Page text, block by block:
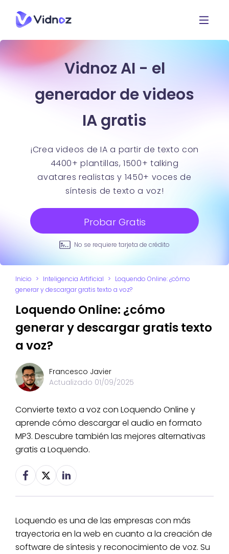
Vidnoz AI - el
generador de videos
IA gratis
¡Crea videos de IA a partir de texto con
4400+ plantillas, 1500+ talking
avatares realistas y 1450+ voces de
síntesis de texto a voz!
Probar Gratis
No se requiere tarjeta de crédito
Inicio > Inteligencia Artificial > Loquendo Online: ¿cómo
generar y descargar gratis texto a voz?
Loquendo Online: ¿cómo
generar y descargar gratis texto
a voz?
Francesco Javier
Actualizado 01/09/2025
Convierte texto a voz con Loquendo Online y
aprende cómo descargar el audio en formato
MP3. Descubre también las mejores alternativas
gratis a Loquendo.
Loquendo es una de las empresas con más
trayectoria en la web en cuanto a la creación de
software de síntesis y reconocimiento de voz. Su